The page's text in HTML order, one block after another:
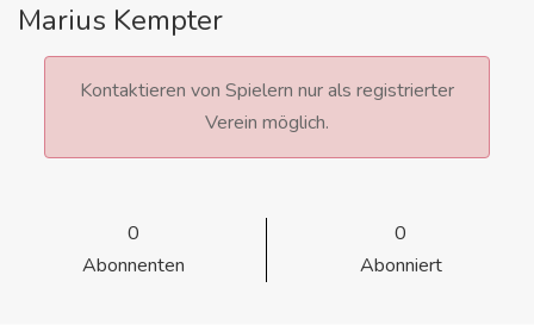
Marius Kempter
Kontaktieren von Spielern nur als registrierter
Verein möglich.
0
Abonnenten
0
Abonniert